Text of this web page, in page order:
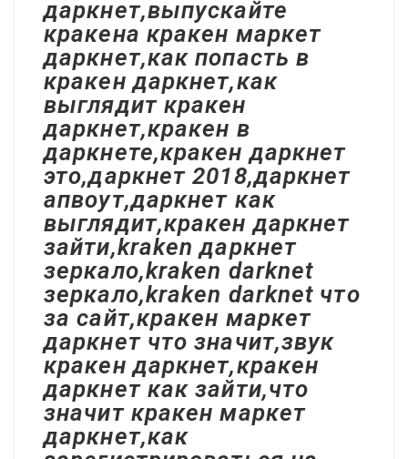
даркнет,выпускайте
кракена кракен маркет
даркнет,как попасть в
кракен даркнет,как
выглядит кракен
даркнет,кракен в
даркнете,кракен даркнет
это,даркнет 2018,даркнет
апвоут,даркнет как
выглядит,кракен даркнет
зайти,kraken даркнет
зеркало,kraken darknet
зеркало,kraken darknet что
за сайт,кракен маркет
даркнет что значит,звук
кракен даркнет,кракен
даркнет как зайти,что
значит кракен маркет
даркнет,как